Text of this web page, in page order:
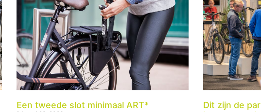
Een tweede slot minimaal ART*
Dit zijn de